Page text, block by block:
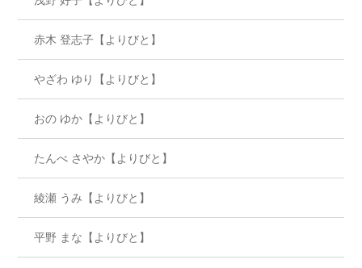
赤木 登志子【よりびと】
やざわ ゆり【よりびと】
おの ゆか【よりびと】
たんべ さやか【よりびと】
綾瀬 うみ【よりびと】
平野 まな【よりびと】